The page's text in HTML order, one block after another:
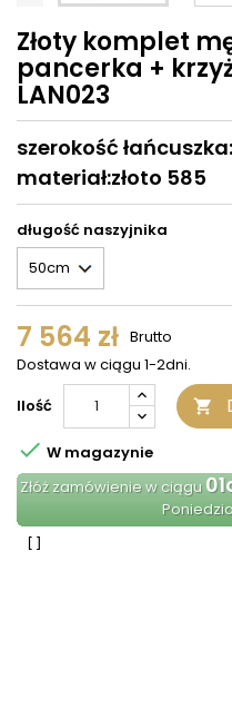
Złoty komplet
pancerka +
LAN023
szerokość
materiał:złoto 585
długość naszyjnika
7 564 zł Brutto
Dostawa w ciągu 1-2dni.
Ilość

 W magazynie
Złóż zamówienie w ciągu